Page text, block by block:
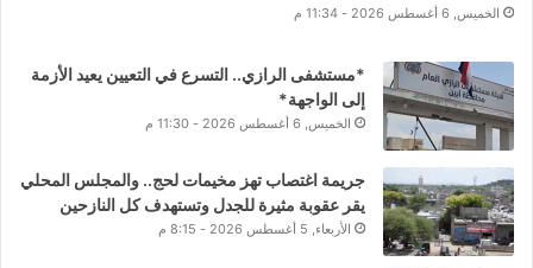
الخميس, 6 أغسطس 2026 - 11:34 م
*مستشفى الرازي.. التسرع في التعيين يعيد الأزمة
إلى الواجهة*
الخميس, 6 أغسطس 2026 - 11:30 م
جريمة اغتصاب تهز مخيمات لحج.. والمجلس المحلي
يقر عقوبة مثيرة للجدل وتستهدف كل النازحين
الأربعاء, 5 أغسطس 2026 - 8:15 م